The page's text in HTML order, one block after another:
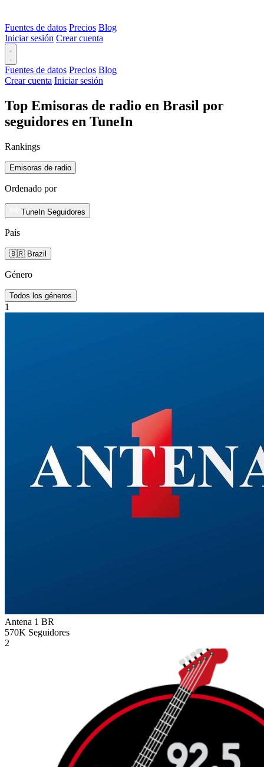
Fuentes de datos Precios Blog
Iniciar sesión Crear cuenta
Fuentes de datos Precios Blog
Crear cuenta Iniciar sesión
Top Emisoras de radio en Brasil por
seguidores en TuneIn
Rankings
Emisoras de radio
Ordenado por
TuneIn Seguidores
País
🇧🇷 Brazil
Género
Todos los géneros
1
Antena 1 BR
570K Seguidores
2